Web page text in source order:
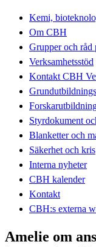
Kemi,
Om CBH
Grupper och råd
Verksamhetsstöd
Kontakt CBH
Styrdokument
Blanketter och
Säkerhet och kris
Interna nyheter
CBH kalender
Kontakt
CBH:s externa
Amelie om